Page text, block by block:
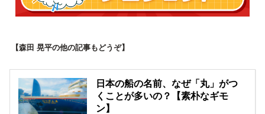
【森田 晃平の他の記事もどうぞ】
日本の船の名前、なぜ「丸」がつ
くことが多いの？【素朴なギモ
ン】